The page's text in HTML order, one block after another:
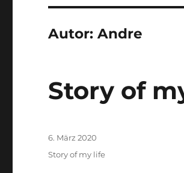
Autor:Andre
Story of
Veröffentlicht
6. März 2020
Kategorien
Story of my life